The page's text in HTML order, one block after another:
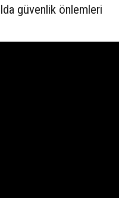
güvenlik önlemleri